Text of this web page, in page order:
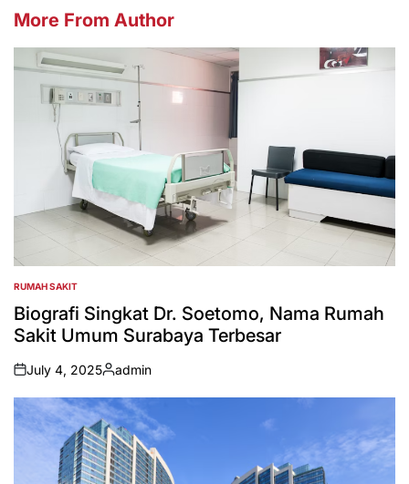
More From Author
POSTED
IN
RUMAH SAKIT
Biografi Singkat Dr. Soetomo, Nama Rumah
Sakit Umum Surabaya Terbesar
on
July 4, 2025
Posted
by
admin